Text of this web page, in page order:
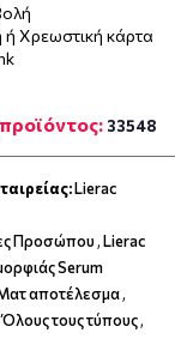
ή Χρεωστική κάρτα
33548
Lierac
Προσώπου,Lierac
Serum
αποτέλεσμα,
τους τύπους,